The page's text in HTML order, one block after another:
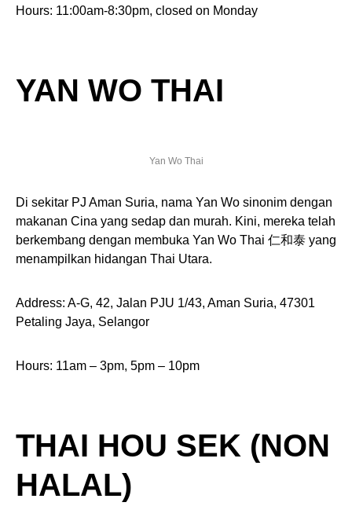
Hours: 11:00am-8:30pm, closed on Monday
YAN WO THAI
Yan Wo Thai
Di sekitar PJ Aman Suria, nama Yan Wo sinonim dengan
makanan Cina yang sedap dan murah. Kini, mereka telah
berkembang dengan membuka Yan Wo Thai 仁和泰 yang
menampilkan hidangan Thai Utara.
Address: A-G, 42, Jalan PJU 1/43, Aman Suria, 47301
Petaling Jaya, Selangor
Hours: 11am – 3pm, 5pm – 10pm
THAI HOU SEK (NON
HALAL)